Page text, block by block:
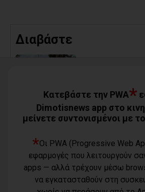
Διαβάστε
Κατεβάστε την PWA*
Dimotisnews app στο
μείνετε συντονισμένοι με
*Οι PWA (Progressive Web
εφαρμογές που λειτουργούν
apps — αλλά τρέχουν μέσω
να εγκατασταθούν στη